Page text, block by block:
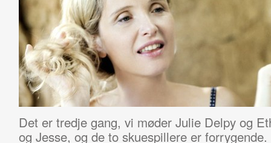
Det er tredje gang, vi møder Julie Delpy og
og Jesse, og de to skuespillere er forrygende.